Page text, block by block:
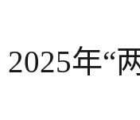
2025年“